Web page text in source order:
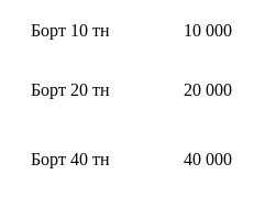
Борт 10 тн 10 000
Борт 20 тн 20 000
Борт 40 тн 40 000